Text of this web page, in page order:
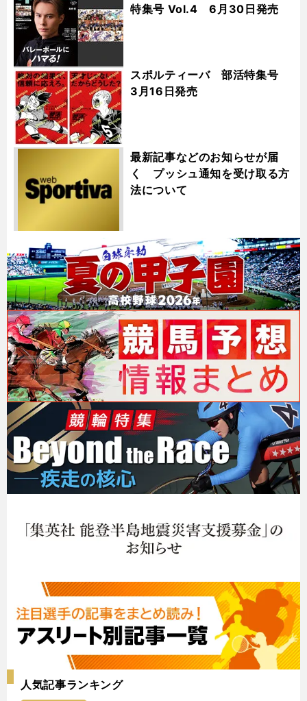
特集号 Vol.4 6月30日発売
スポルティーバ 部活特集号
3月16日発売
最新記事などのお知らせが届
く プッシュ通知を受け取る方
法について
人気記事ランキング